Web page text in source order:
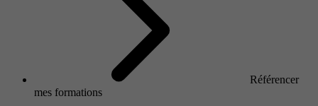
Référencer
mes formations